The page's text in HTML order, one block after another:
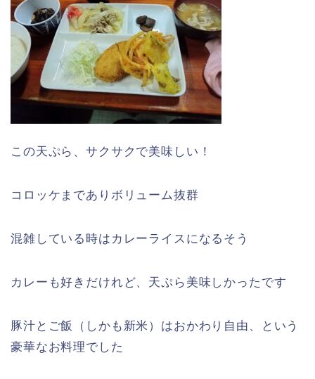
この天ぷら、サクサクで美味しい！
コロッケまでありボリューム抜群
混雑している時はカレーライスになるそう
カレーも好きだけれど、天ぷら美味しかったです
豚汁とご飯（しかも新米）はおかわり自由、という
豪華なお料理でした